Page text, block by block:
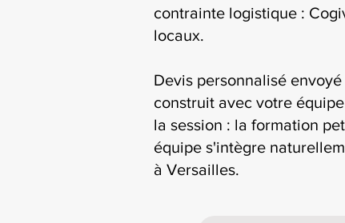
contrainte logistique :
locaux.
Devis personnalisé
construit avec votre
la session : la formation
équipe s'intègre
à Versailles.